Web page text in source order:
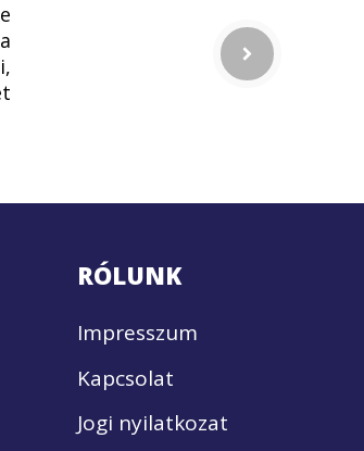
RÓLUNK
Impresszum
Kapcsolat
Jogi nyilatkozat